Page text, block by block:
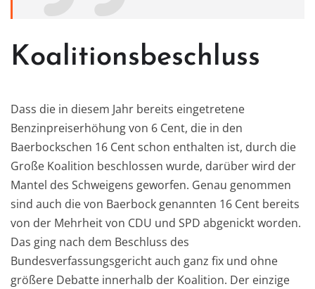
Koalitionsbeschluss
Dass die in diesem Jahr bereits eingetretene
Benzinpreiserhöhung von 6 Cent, die in den
Baerbockschen 16 Cent schon enthalten ist, durch die
Große Koalition beschlossen wurde, darüber wird der
Mantel des Schweigens geworfen. Genau genommen
sind auch die von Baerbock genannten 16 Cent bereits
von der Mehrheit von CDU und SPD abgenickt worden.
Das ging nach dem Beschluss des
Bundesverfassungsgericht auch ganz fix und ohne
größere Debatte innerhalb der Koalition. Der einzige